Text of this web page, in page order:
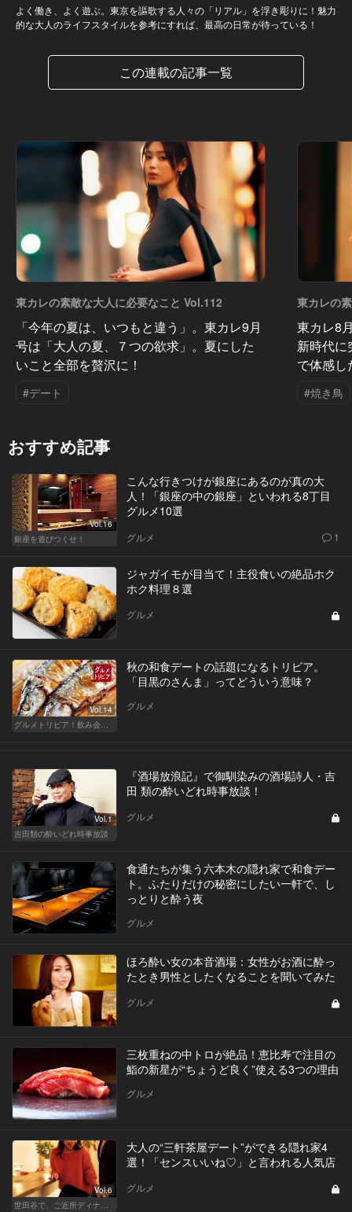
よく働き、よく遊ぶ。東京を謳歌する人々の「リアル」を浮き彫りに！魅力
的な大人のライフスタイルを参考にすれば、最高の日常が待っている！
この連載の記事一覧
東カレの素敵な大人に必要なこと Vol.112
「今年の夏は、いつもと違う」。東カレ9月
号は「大人の夏、７つの欲求」。夏にした
いこと全部を贅沢に！
#デート
東カレの
東カレ8
新時代
で体感し
#焼き鳥
おすすめ記事
Vol.16
銀座を遊びつくせ！
こんな行きつけが銀座にあるのが真の大
人！「銀座の中の銀座」といわれる8丁目
グルメ10選
グルメ 1
ジャガイモが目当て！主役食いの絶品ホク
ホク料理８選
グルメ
Vol.14
グルメトリビア！飲み会やデートで会話のネタになるQ＆A
秋の和食デートの話題になるトリビア。
「目黒のさんま」ってどういう意味？
グルメ
Vol.1
吉田類の酔いどれ時事放談
『酒場放浪記』で御馴染みの酒場詩人・吉
田 類の酔いどれ時事放談！
グルメ
食通たちが集う六本木の隠れ家で和食デー
ト。ふたりだけの秘密にしたい一軒で、し
っとりと酔う夜
グルメ
ほろ酔い女の本音酒場：女性がお酒に酔っ
たとき男性としたくなることを聞いてみた
グルメ
三枚重ねの中トロが絶品！恵比寿で注目の
鮨の新星が“ちょうど良く”使える3つの理由
グルメ
Vol.6
世田谷で、ご近所ディナーを楽しもう！
大人の“三軒茶屋デート”ができる隠れ家4
選！「センスいいね♡」と言われる人気店
グルメ